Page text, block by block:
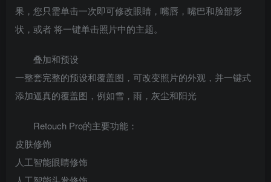
果，您只需单击一次即可修改眼睛，嘴唇，嘴巴和脸部形
状，或者 将一键单击照片中的主题。
叠加和预设
一整套完整的预设和覆盖图，可改变照片的外观，并一键式
添加逼真的覆盖图，例如雪，雨，灰尘和阳光
Retouch Pro的主要功能：
皮肤修饰
人工智能眼睛修饰